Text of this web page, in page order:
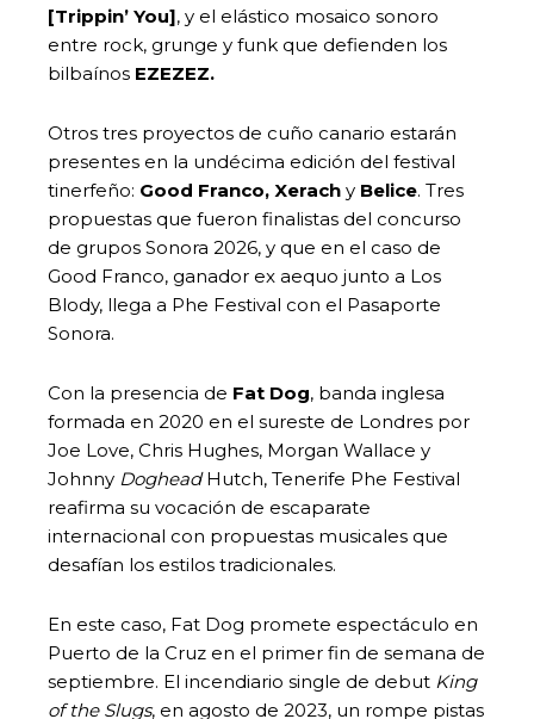
[Trippin’ You], y el elástico mosaico sonoro
entre rock, grunge y funk que defienden los
bilbaínos EZEZEZ.
Otros tres proyectos de cuño canario estarán
presentes en la undécima edición del festival
tinerfeño: Good Franco, Xerach y Belice. Tres
propuestas que fueron finalistas del concurso
de grupos Sonora 2026, y que en el caso de
Good Franco, ganador ex aequo junto a Los
Blody, llega a Phe Festival con el Pasaporte
Sonora.
Con la presencia de Fat Dog, banda inglesa
formada en 2020 en el sureste de Londres por
Joe Love, Chris Hughes, Morgan Wallace y
Johnny DogheadHutch, Tenerife Phe Festival
reafirma su vocación de escaparate
internacional con propuestas musicales que
desafían los estilos tradicionales.
En este caso, Fat Dog promete espectáculo en
Puerto de la Cruz en el primer fin de semana de
septiembre. El incendiario single de debut King
of the Slugs, en agosto de 2023, un rompe pistas